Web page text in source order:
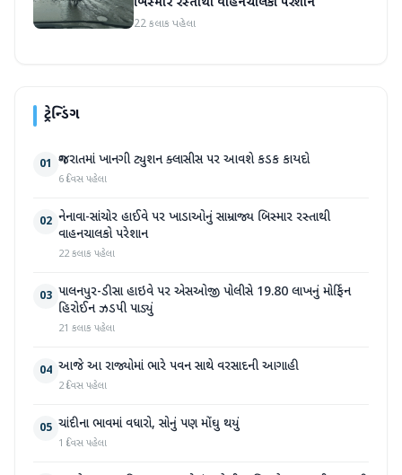
22 કલાક પહેલા
ટ્રેન્ડિંગ
01 ગુજરાતમાં ખાનગી ટ્યુશન ક્લાસીસ પર આવશે કડક કાયદો
6 દિવસ પહેલા
02 નેનાવા-સાંચોર હાઈવે પર ખાડાઓનું સામ્રાજ્ય બિસ્માર રસ્તાથી
વાહનચાલકો પરેશાન
22 કલાક પહેલા
03 પાલનપુર-ડીસા હાઇવે પર એસઓજી પોલીસે 19.80 લાખનું મોર્ફિન
હિરોઈન ઝડપી પાડ્યું
21 કલાક પહેલા
04 આજે આ રાજ્યોમાં ભારે પવન સાથે વરસાદની આગાહી
2 દિવસ પહેલા
05 ચાંદીના ભાવમાં વધારો, સોનું પણ મોંઘુ થયું
1 દિવસ પહેલા